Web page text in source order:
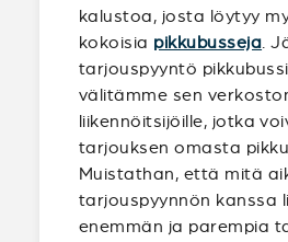
kalustoa, josta löytyy
kokoisia pikkubusseja .
tarjouspyyntö
välitämme sen
liikennöitsijöille, jotka
tarjouksen omasta
Muistathan, että mitä
tarjouspyynnön kanssa
enemmän ja parempia